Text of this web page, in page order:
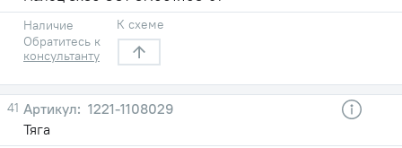
Наличие
Обратитесь к
консультанту
К схеме
41
1221-1108029
Тяга